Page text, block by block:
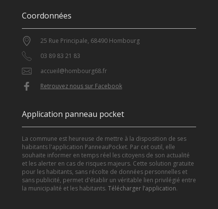
Coordonnées
25 Rue Principale, 68490 Hombourg
03 89 83 21 83
accueil@hombourg68.fr
Retrouvez nous sur Facebook
Application panneau pocket
La commune est heureuse de mettre à la disposition de ses
habitants l'application PanneauPocket. Par cet outil, elle
souhaite informer en temps réel les citoyens de son actualité
et les alerter en cas de risques majeurs. Cette solution gratuite
pour les habitants, sans récolte de données personnelles et
sans publicité, permet d'établir un véritable lien privilégié entre
la municipalité et les habitants. Télécharger l’application.